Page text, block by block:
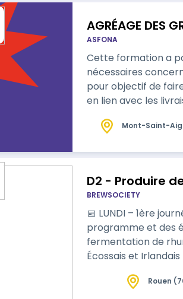
AGRÉAGE DES
ASFONA
Cette formation a
nécessaires
pour objectif de
en lien avec les
Mont-Saint-
D2 - Produire
BREWSOCIETY
📅 LUNDI – 1ère journée 🌅 Matin : - 👋 Accueil, présentation de
programme et des élèves - 🏭
fermentation de
Écossais et
souhaité - 🌿Rouen